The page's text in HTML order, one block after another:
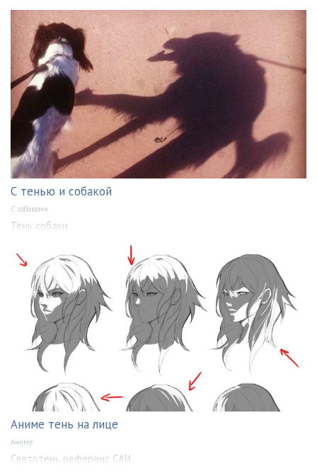
С тенью и собакой
С собаками
Тень собаки
Аниме тень на лице
Аниме
Светотень референс САИ